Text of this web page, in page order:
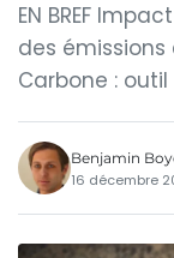
EN BREF
des
Carbone :
Benjamin
16 décembre